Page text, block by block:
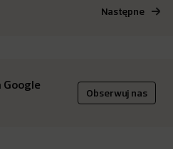
Następne
Google
Obserwuj nas